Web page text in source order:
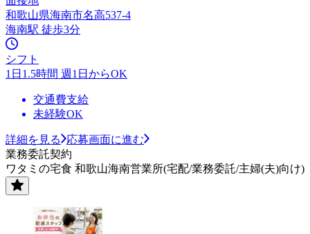
和歌山県海南市名高537-4
海南駅 徒歩3分
シフト
1日1.5時間 週1日からOK
交通費支給
未経験OK
詳細を見る
応募画面に進む
業務委託契約
ワタミの宅食 和歌山海南営業所(宅配/業務委託/主婦(夫)向け)